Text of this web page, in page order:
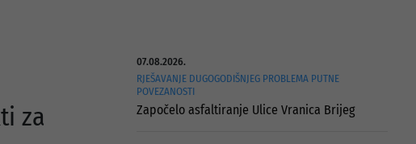
za
07.08.2026.
RJEŠAVANJE DUGOGODIŠNJEG PROBLEMA PUTNE
POVEZANOSTI
Započelo asfaltiranje Ulice Vranica Brijeg